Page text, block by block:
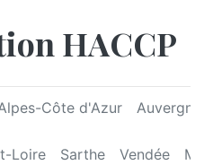
HACCP
Côte d'Azur
Loire Sarthe Vendée